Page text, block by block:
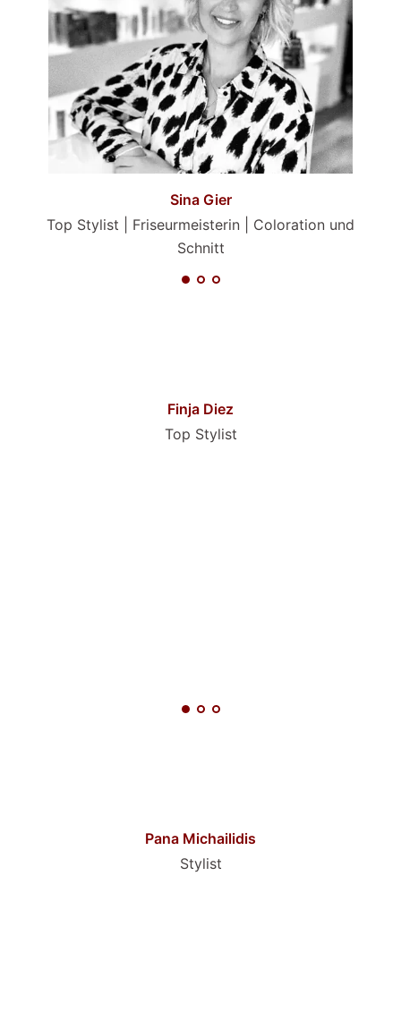
Sina Gier
Top Stylist | Friseurmeisterin | Coloration und
Schnitt
Finja Diez
Top Stylist
Pana Michailidis
Stylist